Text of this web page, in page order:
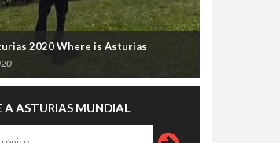
2020 Where is Asturias
A ASTURIAS MUNDIAL